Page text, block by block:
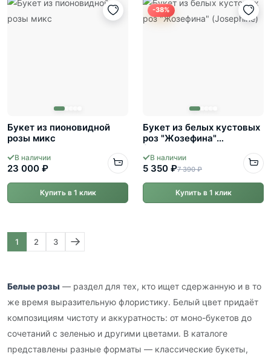
Букет из пионовидной
розы микс
В наличии
23 000 ₽
Купить в 1 клик
-38%
Букет из белых кустовых
роз "Жозефина"
(Josephine)
В наличии
5 350 ₽7 390 ₽
Купить в 1 клик
1 2 3
Белые розы — раздел для тех, кто ищет сдержанную и в то
же время выразительную флористику. Белый цвет придаёт
композициям чистоту и аккуратность: от моно-букетов до
сочетаний с зеленью и другими цветами. В каталоге
представлены разные форматы — классические букеты,